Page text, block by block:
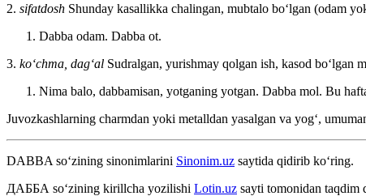
2. sifatdosh Shunday kasallikka chalingan, mubtalo boʻlgan (odam
Dabba odam. Dabba ot.
3. ko‘chma, dag‘al Sudralgan, yurishmay qolgan ish, kasod boʻlgan
Nima balo, dabbamisan, yotganing yotgan. Dabba mol. Bu
Juvozkashlarning charmdan yoki metalldan yasalgan va yogʻ,
DABBA so‘zining sinonimlarini Sinonim.uz saytida qidirib ko‘ring.
ДАББА so‘zining kirillcha yozilishi Lotin.uz sayti tomonidan taqdim